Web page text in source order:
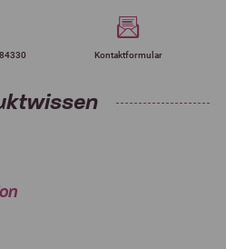
Kontaktformular